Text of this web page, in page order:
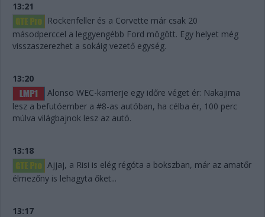
13:21
Rockenfeller és a Corvette már csak 20
másodperccel a leggyengébb Ford mögött. Egy helyet még
visszaszerezhet a sokáig vezető egység.
13:20
Alonso WEC-karrierje egy időre véget ér: Nakajima
lesz a befutóember a #8-as autóban, ha célba ér, 100 perc
múlva világbajnok lesz az autó.
13:18
Ajjaj, a Risi is elég régóta a bokszban, már az amatőr
élmezőny is lehagyta őket...
13:17